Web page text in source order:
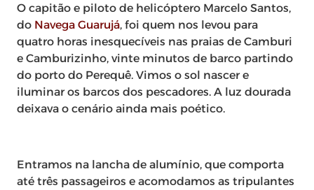
O capitão e piloto de helicóptero Marcelo Santos,
do Navega Guarujá, foi quem nos levou para
quatro horas inesquecíveis nas praias de Camburi
e Camburizinho, vinte minutos de barco partindo
do porto do Perequê. Vimos o sol nascer e
iluminar os barcos dos pescadores. A luz dourada
deixava o cenário ainda mais poético.
Entramos na lancha de alumínio, que comporta
até três passageiros e acomodamos as tripulantes